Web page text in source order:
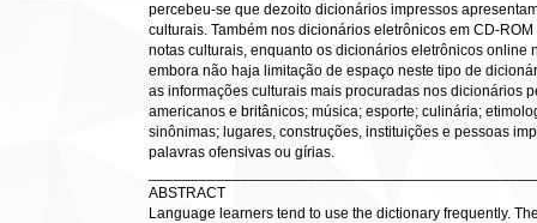
percebeu-se que dezoito dicionários impressos
culturais. Também nos dicionários eletrônicos em CD-
notas culturais, enquanto os dicionários eletrônicos online
embora não haja limitação de espaço neste tipo de
as informações culturais mais procuradas nos dicionários
americanos e britânicos; música; esporte; culinária;
sinônimas; lugares, construções, instituições e pessoas
palavras ofensivas ou gírias.
ABSTRACT
Language learners tend to use the dictionary frequently.